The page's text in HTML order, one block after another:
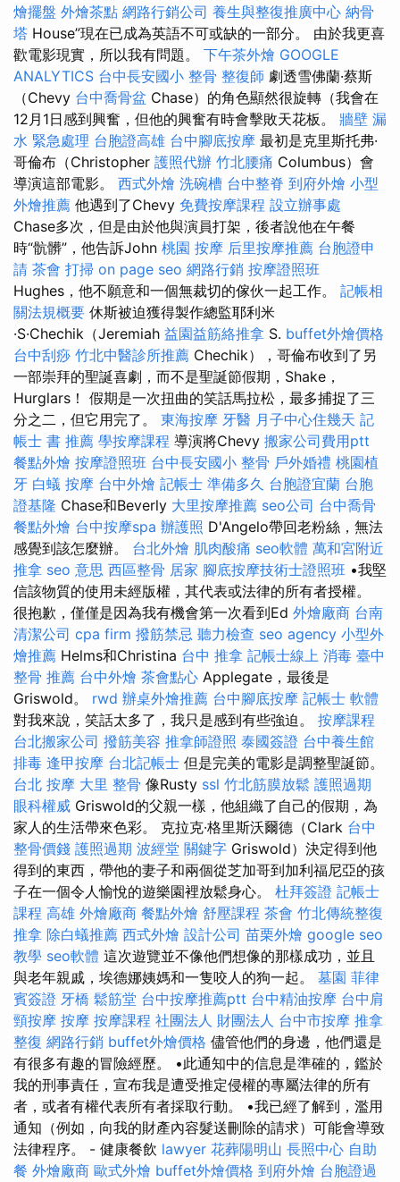
燴擺盤 外燴茶點 網路行銷公司 養生與整復推廣中心 納骨
塔 House”現在已成為英語不可或缺的一部分。 由於我更喜
歡​​電影現實，所以我有問題。 下午茶外燴 GOOGLE
ANALYTICS 台中長安國小 整骨 整復師 劇透雪佛蘭·蔡斯
（Chevy 台中喬骨盆 Chase）的角色顯然很旋轉（我會在
12月1日感到興奮，但他的興奮有時會擊敗天花板。 牆壁 漏
水 緊急處理 台胞證高雄 台中腳底按摩 最初是克里斯托弗·
哥倫布（Christopher 護照代辦 竹北腰痛 Columbus）會
導演這部電影。 西式外燴 洗碗槽 台中整脊 到府外燴 小型
外燴推薦 他遇到了Chevy 免費按摩課程 設立辦事處
Chase多次，但是由於他與演員打架，後者說他在午餐
時“骯髒”，他告訴John 桃園 按摩 后里按摩推薦 台胞證申
請 茶會 打掃 on page seo 網路行銷 按摩證照班
Hughes，他不願意和一個無裁切的傢伙一起工作。 記帳相
關法規概要 休斯被迫獲得製作總監耶利米
·S·Chechik（Jeremiah 益園益筋絡推拿 S. buffet外燴價格
台中刮痧 竹北中醫診所推薦 Chechik），哥倫布收到了另
一部崇拜的聖誕喜劇，而不是聖誕節假期，Shake，
Hurglars！ 假期是一次扭曲的笑話馬拉松，最多捕捉了三
分之二，但它用完了。 東海按摩 牙醫 月子中心住幾天 記
帳士 書 推薦 學按摩課程 導演將Chevy 搬家公司費用ptt
餐點外燴 按摩證照班 台中長安國小 整骨 戶外婚禮 桃園植
牙 白蟻 按摩 台中外燴 記帳士 準備多久 台胞證宜蘭 台胞
證基隆 Chase和Beverly 大里按摩推薦 seo公司 台中喬骨
餐點外燴 台中按摩spa 辦護照 D'Angelo帶回老粉絲，無法
感覺到該怎麼辦。 台北外燴 肌肉酸痛 seo軟體 萬和宮附近
推拿 seo 意思 西區整骨 居家 腳底按摩技術士證照班 •我堅
信該物質的使用未經版權，其代表或法律的所有者授權。
很抱歉，僅僅是因為我有機會第一次看到Ed 外燴廠商 台南
清潔公司 cpa firm 撥筋禁忌 聽力檢查 seo agency 小型外
燴推薦 Helms和Christina 台中 推拿 記帳士線上 消毒 臺中
整骨 推薦 台中外燴 茶會點心 Applegate，最後是
Griswold。 rwd 辦桌外燴推薦 台中腳底按摩 記帳士 軟體
對我來說，笑話太多了，我只是感到有些強迫。 按摩課程
台北搬家公司 撥筋美容 推拿師證照 泰國簽證 台中養生館
排毒 逢甲按摩 台北記帳士 但是完美的電影是調整聖誕節。
台北 按摩 大里 整骨 像Rusty ssl 竹北筋膜放鬆 護照過期
眼科權威 Griswold的父親一樣，他組織了自己的假期，為
家人的生活帶來色彩。 克拉克·格里斯沃爾德（Clark 台中
整骨價錢 護照過期 波經堂 關鍵字 Griswold）決定得到他
得到的東西，帶他的妻子和兩個從芝加哥到加利福尼亞的孩
子在一個令人愉悅的遊樂園裡放鬆身心。 杜拜簽證 記帳士
課程 高雄 外燴廠商 餐點外燴 舒壓課程 茶會 竹北傳統整復
推拿 除白蟻推薦 西式外燴 設計公司 苗栗外燴 google seo
教學 seo軟體 這次遊覽並不像他們想像的那樣成功，並且
與老年親戚，埃德娜姨媽和一隻咬人的狗一起。 墓園 菲律
賓簽證 牙橋 鬆筋堂 台中按摩推薦ptt 台中精油按摩 台中肩
頸按摩 按摩 按摩課程 社團法人 財團法人 台中市按摩 推拿
整復 網路行銷 buffet外燴價格 儘管他們的身邊，他們還是
有很多有趣的冒險經歷。 •此通知中的信息是準確的，鑑於
我的刑事責任，宣布我是遭受推定侵權的專屬法律的所有
者，或者有權代表所有者採取行動。 •我已經了解到，濫用
通知（例如，向我的財產內容髮送刪除的請求）可能會導致
法律程序。 - 健康餐飲 lawyer 花葬陽明山 長照中心 自助
餐 外燴廠商 歐式外燴 buffet外燴價格 到府外燴 台胞證過